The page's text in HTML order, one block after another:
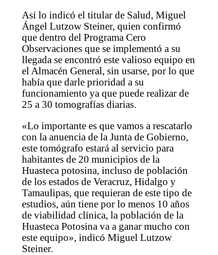
Así lo indicó el titular de Salud, Miguel
Ángel Lutzow Steiner, quien confirmó
que dentro del Programa Cero
Observaciones que se implementó a su
llegada se encontró este valioso equipo en
el Almacén General, sin usarse, por lo que
había que darle prioridad a su
funcionamiento ya que puede realizar de
25 a 30 tomografías diarias.
«Lo importante es que vamos a rescatarlo
con la anuencia de la Junta de Gobierno,
este tomógrafo estará al servicio para
habitantes de 20 municipios de la
Huasteca potosina, incluso de población
de los estados de Veracruz, Hidalgo y
Tamaulipas, que requieran de este tipo de
estudios, aún tiene por lo menos 10 años
de viabilidad clínica, la población de la
Huasteca Potosina va a ganar mucho con
este equipo», indicó Miguel Lutzow
Steiner.